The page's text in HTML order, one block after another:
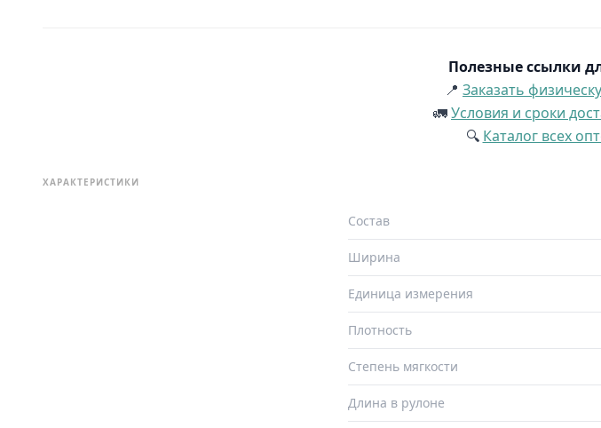
Полезные ссылки
📍 Заказать
🚛Условия и сроки
🔍 Каталог всех
ХАРАКТЕРИСТИКИ
Состав
Ширина
Единица измерения
Плотность
Степень мягкости
Длина в рулоне